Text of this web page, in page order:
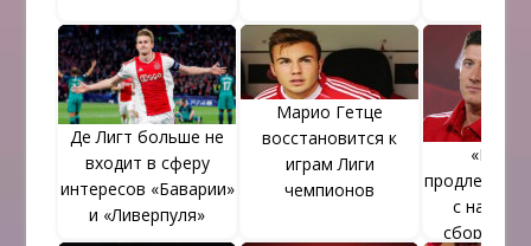
Де Лигт больше не
входит в сферу
интересов «Баварии»
и «Ливерпуля»
Марио Гетце
восстановится к
играм Лиги
чемпионов
продлевает
с
сборной